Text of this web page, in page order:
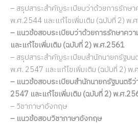
– สรุปสาระสำคัญระเบียบว่าด้วยการรักษ
พ.ศ.2544 และแก้ไขเพิ่มเติม (ฉบับที่ 2) พ.
– แนวข้อสอบระเบียบว่าด้วยการรักษาคว
และแก้ไขเพิ่มเติม (ฉบับที่ 2) พ.ศ.2561
– สรุปสาระสำคัญระเบียบสำนักนายกรัฐม
พ.ศ. 2547 และแก้ไขเพิ่มเติม (ฉบับที่ 2) พ
– แนวข้อสอบระเบียบสำนักนายกรัฐมนตรี
2547 และแก้ไขเพิ่มเติม (ฉบับที่ 2) พ.ศ
– วิชาภาษาอังกฤษ
– แนวข้อสอบวิชาภาษาอังกฤษ